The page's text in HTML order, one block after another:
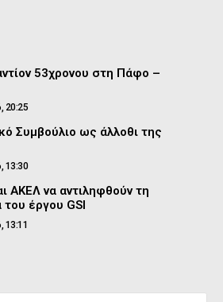
53χρονου στη Πάφο –
20:25
Συμβούλιο ως άλλοθι της
13:30
ΑΚΕΛ να αντιληφθούν τη
του έργου GSI
13:11